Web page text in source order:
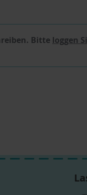
Bitte loggen